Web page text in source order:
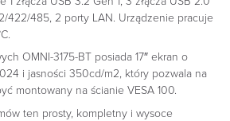
422/485, 2 porty LAN. Urządzenie pracuje
OMNI-3175-BT posiada 17″ ekran o
i jasności 350cd/m2, który pozwala na
montowany na ścianie VESA 100.
ten prosty, kompletny i wysoce